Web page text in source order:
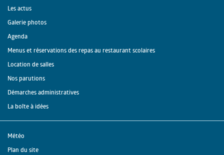
Les actus
Galerie photos
Agenda
Menus et réservations des repas au restaurant scolaires
Location de salles
Nos parutions
Démarches administratives
La boîte à idées
Météo
Plan du site